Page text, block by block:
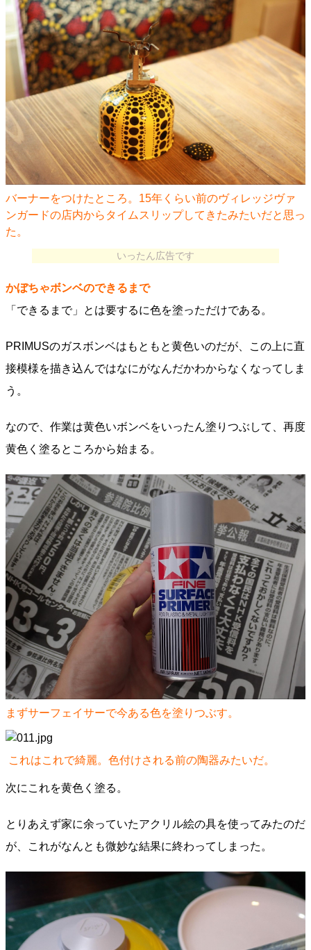
バーナーをつけたところ。15年くらい前のヴィレッジヴァ
ンガードの店内からタイムスリップしてきたみたいだと思っ
た。
いったん広告です
かぼちゃボンベのできるまで
「できるまで」とは要するに色を塗っただけである。
PRIMUSのガスボンベはもともと黄色いのだが、この上に直
接模様を描き込んではなにがなんだかわからなくなってしま
う。
なので、作業は黄色いボンベをいったん塗りつぶして、再度
黄色く塗るところから始まる。
まずサーフェイサーで今ある色を塗りつぶす。
これはこれで綺麗。色付けされる前の陶器みたいだ。
次にこれを黄色く塗る。
とりあえず家に余っていたアクリル絵の具を使ってみたのだ
が、これがなんとも微妙な結果に終わってしまった。